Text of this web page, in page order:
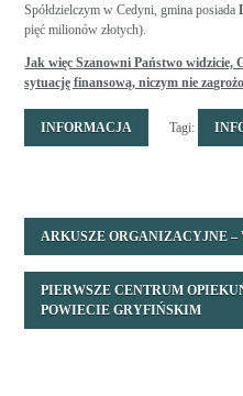
Spółdzielczym w Cedyni, gmina posiada
pięć milionów złotych).
Jak więc Szanowni Państwo widzicie,
sytuację finansową, niczym nie
INFORMACJA Tagi:
ARKUSZE ORGANIZACYJNE
PIERWSZE CENTRUM
POWIECIE GRYFIŃSKIM